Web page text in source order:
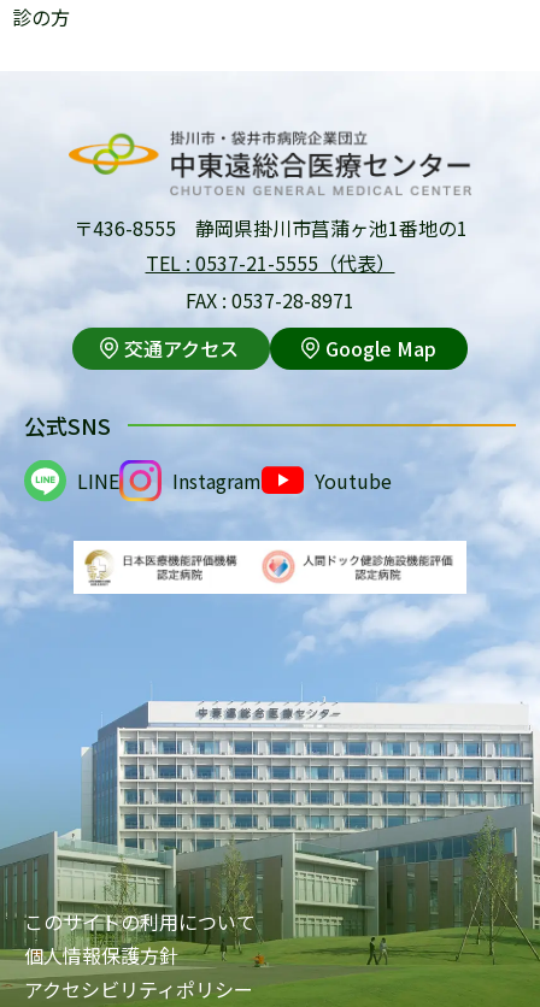
診の方
〒436-8555 静岡県掛川市菖蒲ヶ池1番地の1
TEL : 0537-21-5555（代表）
FAX : 0537-28-8971
交通アクセス
Google Map
公式SNS
LINE Instagram Youtube
このサイトの利用について
個人情報保護方針
アクセシビリティポリシー